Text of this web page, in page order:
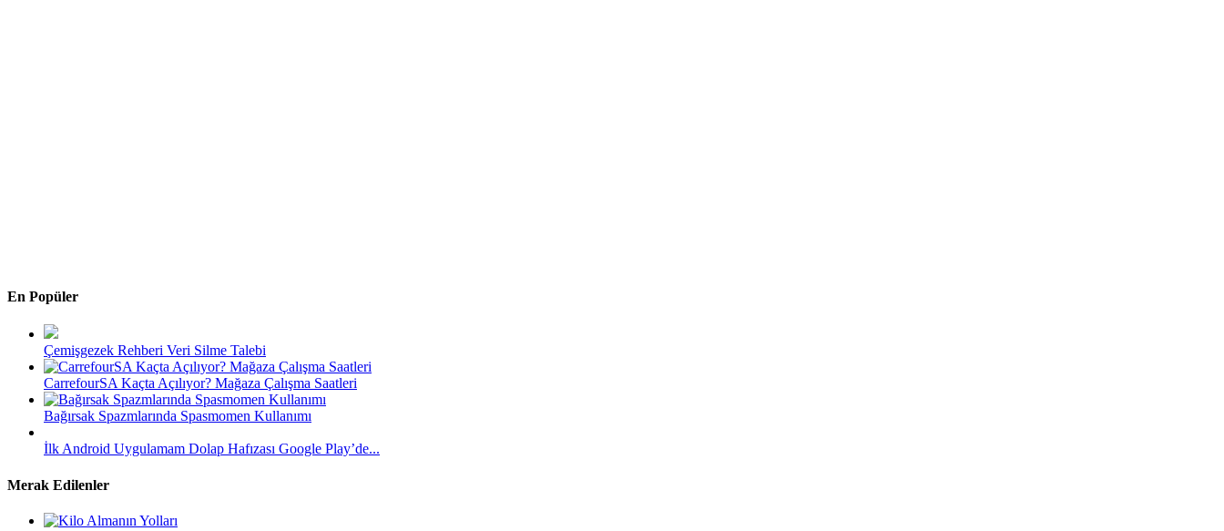
En Popüler
Çemişgezek Rehberi Veri Silme Talebi
CarrefourSA Kaçta Açılıyor? Mağaza Çalışma Saatleri
Bağırsak Spazmlarında Spasmomen Kullanımı
İlk Android Uygulamam Dolap Hafızası Google Play’de...
Merak Edilenler